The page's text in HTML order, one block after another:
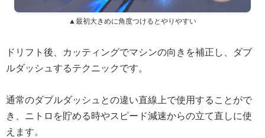
▲最初大きめに角度つけるとやりやすい
ドリフト後、カッティングでマシンの向きを補正し、ダブ
ルダッシュするテクニックです。
通常のダブルダッシュとの違い直線上で使用することがで
き、ニトロを貯める時やスピード減速からの立て直しに使
えます。